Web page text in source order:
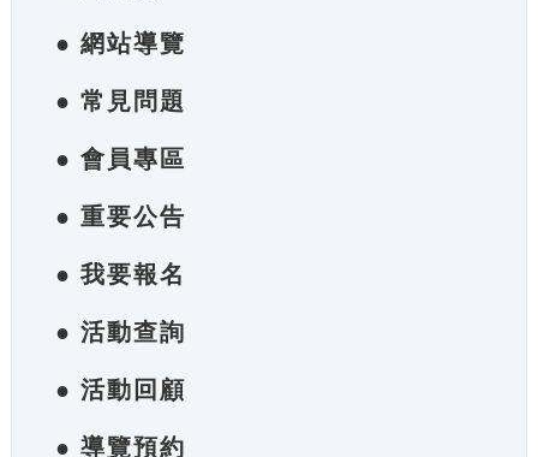
● 網站導覽
● 常見問題
● 會員專區
● 重要公告
● 我要報名
● 活動查詢
● 活動回顧
● 導覽預約